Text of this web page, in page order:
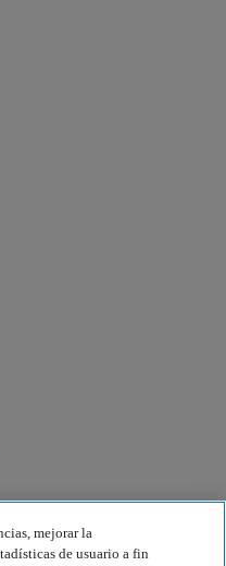
mejorar la
de usuario a fin